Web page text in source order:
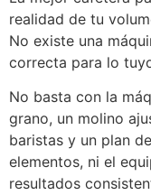
realidad de tu
No existe una
correcta para lo
No basta con la
grano, un molino
baristas y un plan
elementos, ni el
resultados